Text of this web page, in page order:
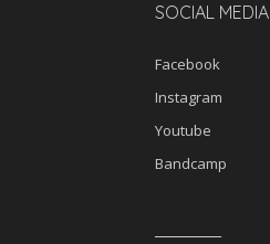
SOCIAL MEDIA
Facebook
Instagram
Youtube
Bandcamp